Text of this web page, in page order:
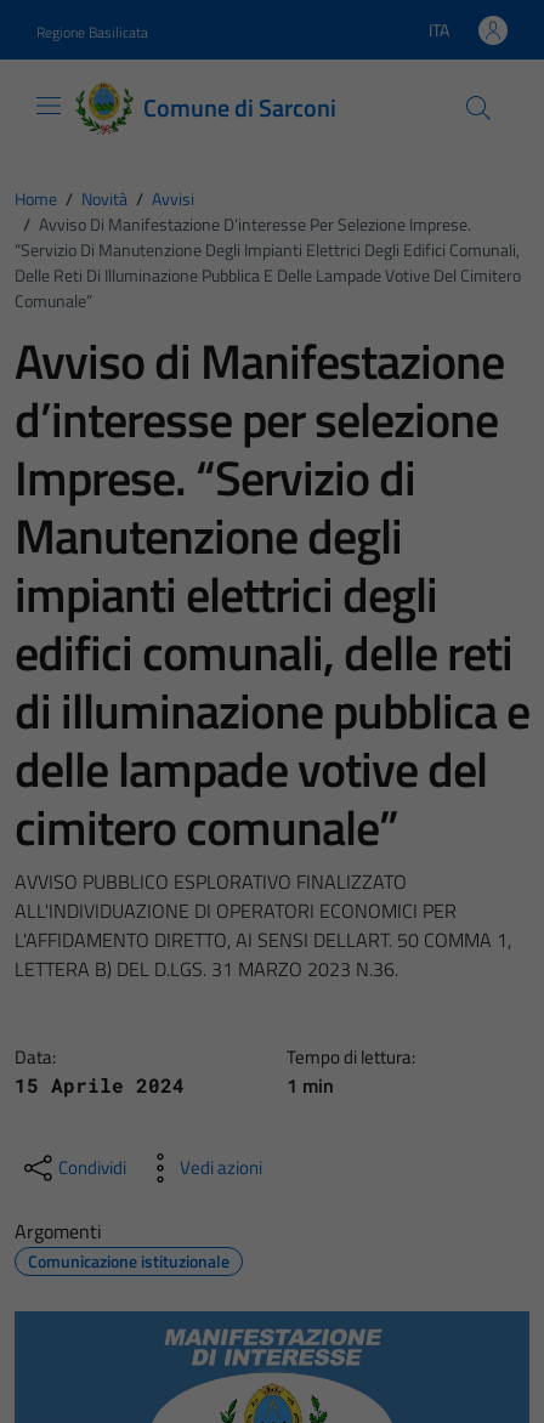
Regione Basilicata Lingua attiva:
ITA
Comune di Sarconi
Home / Novità / Avvisi
/ Avviso Di Manifestazione D’interesse Per Selezione Imprese.
“Servizio Di Manutenzione Degli Impianti Elettrici Degli Edifici Comunali,
Delle Reti Di Illuminazione Pubblica E Delle Lampade Votive Del Cimitero
Comunale”
Avviso di Manifestazione
d’interesse per selezione
Imprese. “Servizio di
Manutenzione degli
impianti elettrici degli
edifici comunali, delle reti
di illuminazione pubblica e
delle lampade votive del
cimitero comunale”
AVVISO PUBBLICO ESPLORATIVO FINALIZZATO
ALL'INDIVIDUAZIONE DI OPERATORI ECONOMICI PER
L'AFFIDAMENTO DIRETTO, AI SENSI DELLART. 50 COMMA 1,
LETTERA B) DEL D.LGS. 31 MARZO 2023 N.36.
Data:
15 Aprile 2024
Tempo di lettura:
1 min
Condividi Vedi azioni
Argomenti
Comunicazione istituzionale